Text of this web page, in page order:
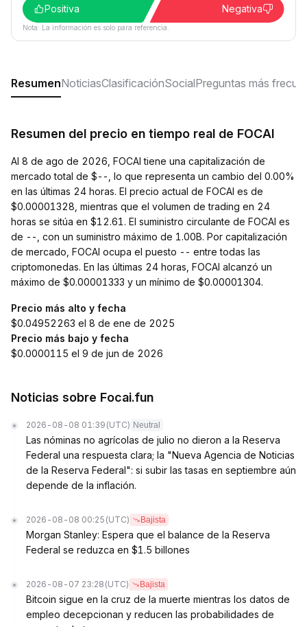
Positiva
Negativa
Nota: La información es solo para referencia.
ResumenNoticiasClasificaciónSocialPreguntas más
Resumen del precio en tiempo real de FOCAI
Al 8 de ago de 2026, FOCAI tiene una capitalización de
mercado total de $--, lo que representa un cambio del 0.00%
en las últimas 24 horas. El precio actual de FOCAI es de
$0.00001328, mientras que el volumen de trading en 24
horas se sitúa en $12.61. El suministro circulante de FOCAI es
de --, con un suministro máximo de 1.00B. Por capitalización
de mercado, FOCAI ocupa el puesto -- entre todas las
criptomonedas. En las últimas 24 horas, FOCAI alcanzó un
máximo de $0.00001333 y un mínimo de $0.00001304.
Precio más alto y fecha
$0.04952263 el 8 de ene de 2025
Precio más bajo y fecha
$0.0000115 el 9 de jun de 2026
Noticias sobre Focai.fun
2026-08-08 01:39 (UTC) Neutral
Las nóminas no agrícolas de julio no dieron a la Reserva
Federal una respuesta clara; la "Nueva Agencia de Noticias
de la Reserva Federal": si subir las tasas en septiembre aún
depende de la inflación.
2026-08-08 00:25 (UTC) Bajista
Morgan Stanley: Espera que el balance de la Reserva
Federal se reduzca en $1.5 billones
2026-08-07 23:28 (UTC) Bajista
Bitcoin sigue en la cruz de la muerte mientras los datos de
empleo decepcionan y reducen las probabilidades de